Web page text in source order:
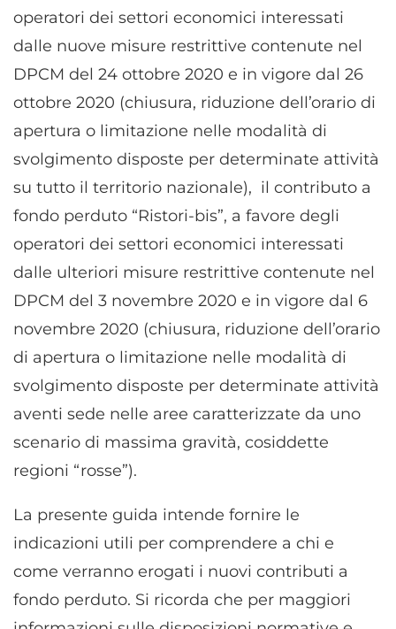
operatori dei settori economici interessati
dalle nuove misure restrittive contenute nel
DPCM del 24 ottobre 2020 e in vigore dal 26
ottobre 2020 (chiusura, riduzione dell’orario di
apertura o limitazione nelle modalità di
svolgimento disposte per determinate attività
su tutto il territorio nazionale), il contributo a
fondo perduto “Ristori-bis”, a favore degli
operatori dei settori economici interessati
dalle ulteriori misure restrittive contenute nel
DPCM del 3 novembre 2020 e in vigore dal 6
novembre 2020 (chiusura, riduzione dell’orario
di apertura o limitazione nelle modalità di
svolgimento disposte per determinate attività
aventi sede nelle aree caratterizzate da uno
scenario di massima gravità, cosiddette
regioni “rosse”).
La presente guida intende fornire le
indicazioni utili per comprendere a chi e
come verranno erogati i nuovi contributi a
fondo perduto. Si ricorda che per maggiori